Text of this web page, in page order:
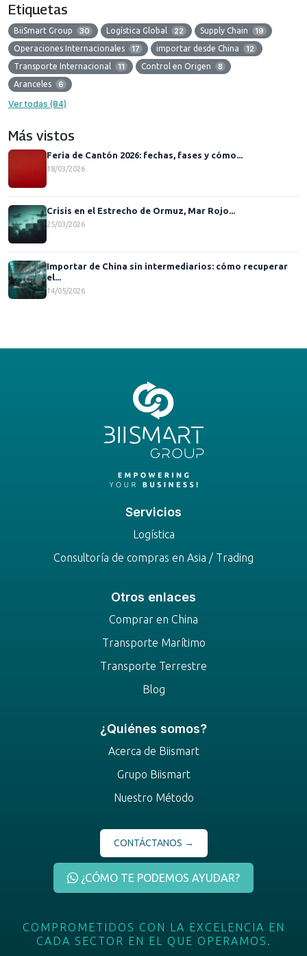
Etiquetas
BiiSmart Group 30 Logística Global 22 Supply Chain 19
Operaciones Internacionales 17 importar desde China 12
Transporte Internacional 11 Control en Origen 8
Aranceles 6
Ver todas (84)
Más vistos
Feria de Cantón 2026: fechas, fases y cómo...
18/03/2026
Crisis en el Estrecho de Ormuz, Mar Rojo...
25/03/2026
Importar de China sin intermediarios: cómo recuperar
el...
14/05/2026
Servicios
Logística
Consultoría de compras en Asia / Trading
Otros enlaces
Comprar en China
Transporte Marítimo
Transporte Terrestre
Blog
¿Quiénes somos?
Acerca de Biismart
Grupo Biismart
Nuestro Método
CONTÁCTANOS →
¿CÓMO TE PODEMOS AYUDAR?
COMPROMETIDOS CON LA EXCELENCIA EN
CADA SECTOR EN EL QUE OPERAMOS.